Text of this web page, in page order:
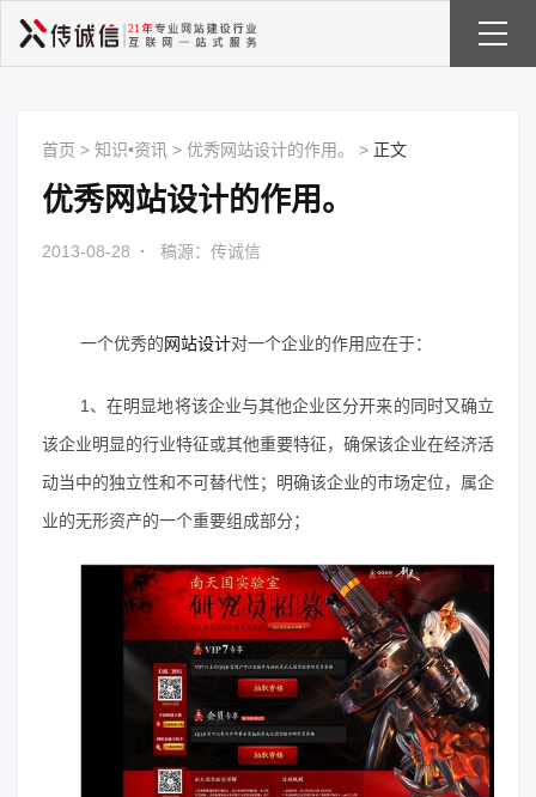
首页 > 知识•资讯 > 优秀网站设计的作用。 > 正文
优秀网站设计的作用。
2013-08-28 · 稿源：传诚信
一个优秀的网站设计对一个企业的作用应在于：
1、在明显地将该企业与其他企业区分开来的同时又确立
该企业明显的行业特征或其他重要特征，确保该企业在经济活
动当中的独立性和不可替代性；明确该企业的市场定位，属企
业的无形资产的一个重要组成部分；